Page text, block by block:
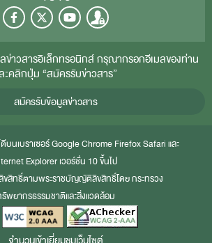
ข่าวสารอิเล็กทรอนิกส์ กรุณากรอกอีเมลของท่าน
ะคลิกปุ่ม “สมัครรับข่าวสาร”
สมัครรับข้อมูลข่าวสาร
บนเบราเซอร์Google Chrome FirefoxSafari และ
Explorer เวอร์ชั่น 10 ขึ้นไป
สิทธิ์ตามพระราชบัญญัติลิขสิทธิ์โดย กระทรวง
พยากรธรรมชาติและสิ่งแวดล้อม